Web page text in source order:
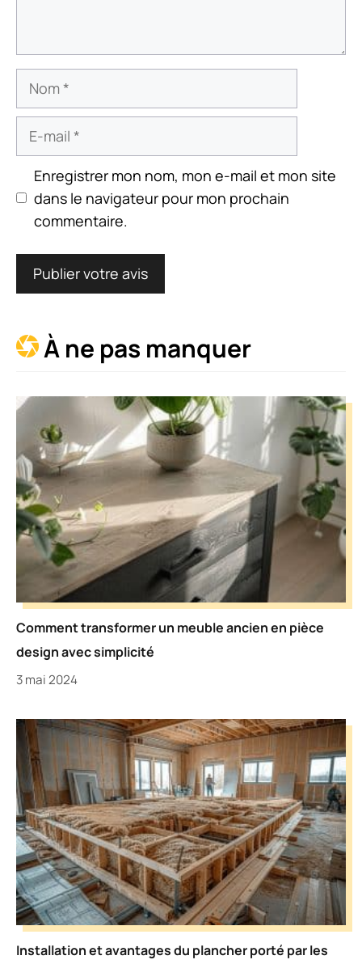
Nom
Enregistrer mon nom, mon e-mail et mon site
dans le navigateur pour mon prochain
commentaire.
À ne pas manquer
Comment transformer un meuble ancien en pièce
design avec simplicité
3 mai 2024
Installation et avantages du plancher porté par les